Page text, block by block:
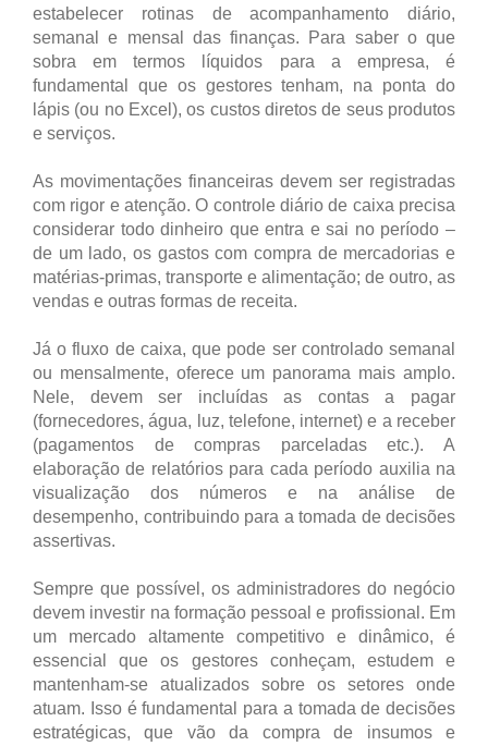
estabelecer rotinas de acompanhamento diário,
semanal e mensal das finanças. Para saber o que
sobra em termos líquidos para a empresa, é
fundamental que os gestores tenham, na ponta do
lápis (ou no Excel), os custos diretos de seus produtos
e serviços.
As movimentações financeiras devem ser registradas
com rigor e atenção. O controle diário de caixa precisa
considerar todo dinheiro que entra e sai no período –
de um lado, os gastos com compra de mercadorias e
matérias-primas, transporte e alimentação; de outro, as
vendas e outras formas de receita.
Já o fluxo de caixa, que pode ser controlado semanal
ou mensalmente, oferece um panorama mais amplo.
Nele, devem ser incluídas as contas a pagar
(fornecedores, água, luz, telefone, internet) e a receber
(pagamentos de compras parceladas etc.). A
elaboração de relatórios para cada período auxilia na
visualização dos números e na análise de
desempenho, contribuindo para a tomada de decisões
assertivas.
Sempre que possível, os administradores do negócio
devem investir na formação pessoal e profissional. Em
um mercado altamente competitivo e dinâmico, é
essencial que os gestores conheçam, estudem e
mantenham-se atualizados sobre os setores onde
atuam. Isso é fundamental para a tomada de decisões
estratégicas, que vão da compra de insumos e